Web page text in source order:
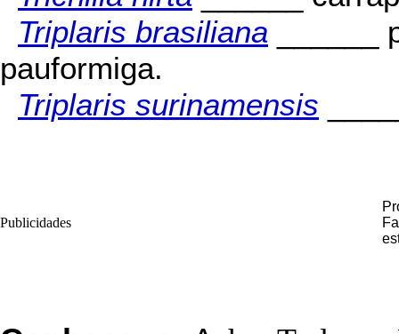
Triplaris brasiliana
pauformiga.
Triplaris surinamensis
Publicidades